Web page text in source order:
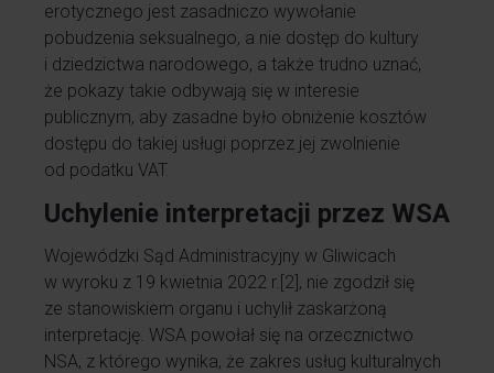
erotycznego jest zasadniczo wywołanie
pobudzenia seksualnego, a nie dostęp do kultury
i dziedzictwa narodowego, a także trudno uznać,
że pokazy takie odbywają się w interesie
publicznym, aby zasadne było obniżenie kosztów
dostępu do takiej usługi poprzez jej zwolnienie
od podatku VAT.
Uchylenie interpretacji przez WSA
Wojewódzki Sąd Administracyjny w Gliwicach
w wyroku z 19 kwietnia 2022 r. [2], nie zgodził się
ze stanowiskiem organu i uchylił zaskarżoną
interpretację. WSA powołał się na orzecznictwo
NSA, z którego wynika, że zakres usług kulturalnych